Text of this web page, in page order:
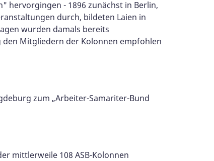
hervorgingen - 1896 zunächst in Berlin,
durch, bildeten Laien in
wurden damals bereits
den Mitgliedern der Kolonnen empfohlen
zum „Arbeiter-Samariter-Bund
mittlerweile 108 ASB-Kolonnen